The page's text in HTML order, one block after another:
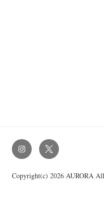
Copyright(c) 2026 AURORA